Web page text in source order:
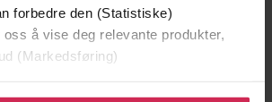
forbedre den (Statistiske)
å vise deg relevante produkter,
(Markedsføring)
for å gi oss ditt samtykke til å